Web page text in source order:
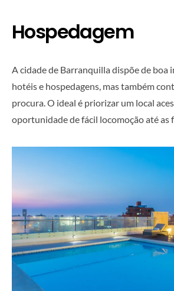
Hospedagem
A cidade de Barranquilla dispõe de boa
hotéis e hospedagens, mas também
procura. O ideal é priorizar um local
oportunidade de fácil locomoção até as